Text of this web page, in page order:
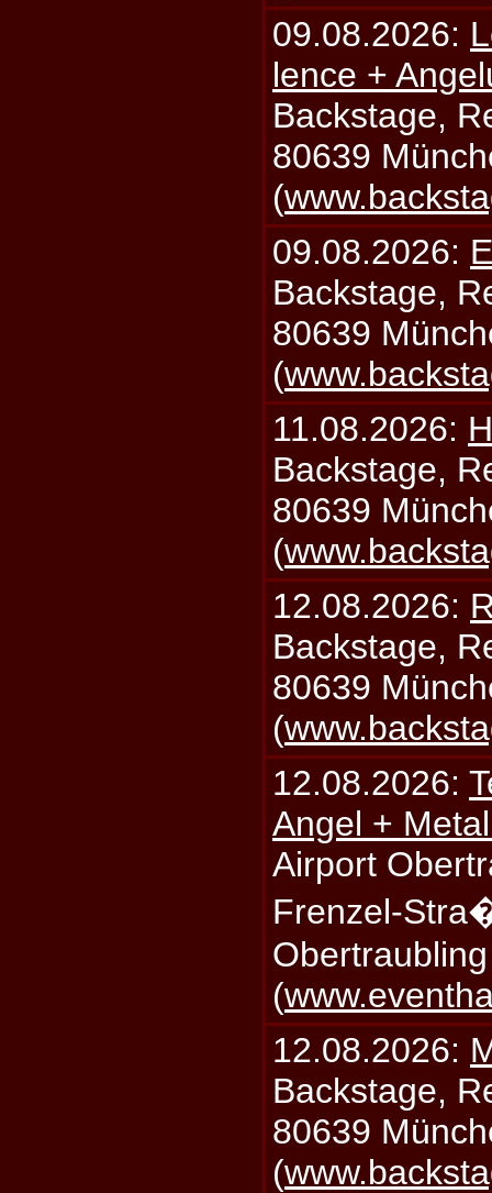
09.08.2026:
lence +
Backstage,
80639
(
09.08.2026:
Backstage,
80639
(
11.08.2026:
Backstage,
80639
(
12.08.2026:
Backstage,
80639
(
12.08.2026:
Angel +
Airport
Frenzel-
(
12.08.2026:
Backstage,
80639
(